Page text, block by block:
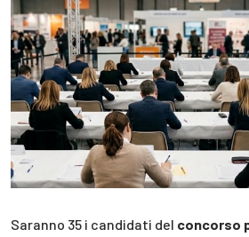
Saranno 35 i candidati del concorso